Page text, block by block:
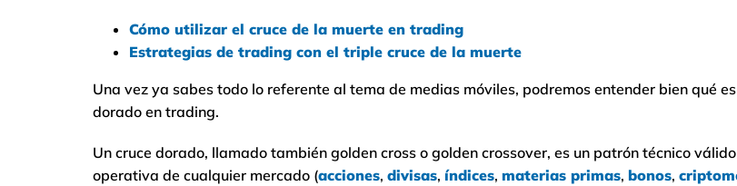
Cómo utilizar el cruce de la muerte en trading
Estrategias de trading con el triple cruce de la muerte
Una vez ya sabes todo lo referente al tema de medias móviles, podremos entender bien qué
dorado en trading.
Un cruce dorado, llamado también golden cross o golden crossover, es un patrón técnico
operativa de cualquier mercado (acciones, divisas, índices, materias primas, bonos,